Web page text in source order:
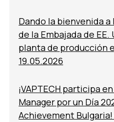
Dando la bienvenida
de la Embajada de
planta de producción
19.05.2026
¡VAPTECH participa
Manager por un Día
Achievement Bulgaria!